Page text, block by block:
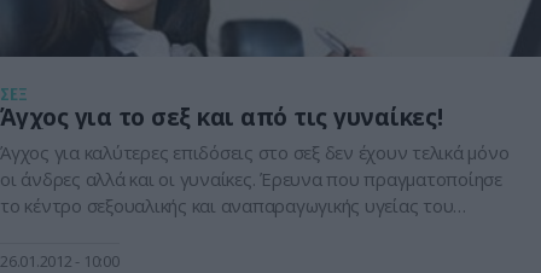
ΣΕΞ
Άγχος για το σεξ και από τις γυναίκες!
Άγχος για καλύτερες επιδόσεις στο σεξ δεν έχουν τελικά μόνο
οι άνδρες αλλά και οι γυναίκες. Έρευνα που πραγματοποίησε
το κέντρο σεξουαλικής και αναπαραγωγικής υγείας του
ένα μεγάλο μέρος των γυναικών που παρουσιάζουν
26.01.2012 10:00